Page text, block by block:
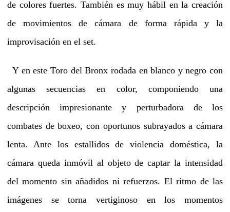
de colores fuertes. También es muy hábil en la creación
de movimientos de cámara de forma rápida y la
improvisación en el set.
Y en este Toro del Bronx rodada en blanco y negro con
algunas secuencias en color, componiendo una
descripción impresionante y perturbadora de los
combates de boxeo, con oportunos subrayados a cámara
lenta. Ante los estallidos de violencia doméstica, la
cámara queda inmóvil al objeto de captar la intensidad
del momento sin añadidos ni refuerzos. El ritmo de las
imágenes se torna vertiginoso en los momentos